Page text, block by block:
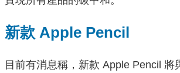
新款 Apple Pencil
目前有消息稱，新款 Apple Pencil 將